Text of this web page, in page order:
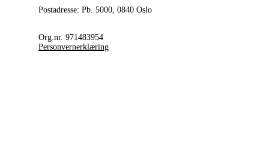
Postadresse: Pb. 5000, 0840 Oslo
Org.nr. 971483954
Personvernerklæring